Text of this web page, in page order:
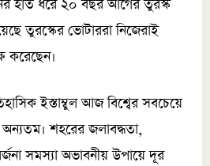
হাত ধরে ২০ বছর আগের তুরস্ক
তুরস্কের ভোটাররা নিজেরাই
করেছেন।
ইস্তাম্বুল আজ বিশ্বের সবচেয়ে
শহরের জলাবদ্ধতা,
সমস্যা অভাবনীয় উপায়ে দূর